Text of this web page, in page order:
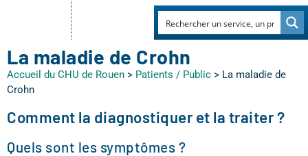
La maladie de Crohn
Accueil du CHU de Rouen > Patients / Public > La maladie de
Crohn
Comment la diagnostiquer et la traiter ?
Quels sont les symptômes ?